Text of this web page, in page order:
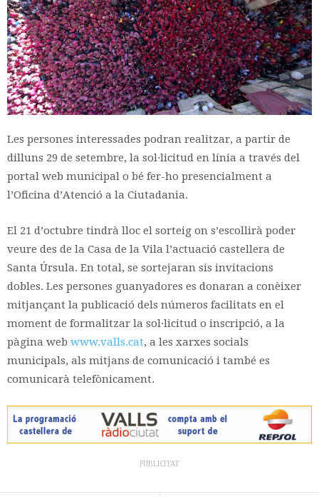
Les persones interessades podran realitzar, a partir de
dilluns 29 de setembre, la sol·licitud en línia a través del
portal web municipal o bé fer-ho presencialment a
l’Oficina d’Atenció a la Ciutadania.
El 21 d’octubre tindrà lloc el sorteig on s’escollirà poder
veure des de la Casa de la Vila l’actuació castellera de
Santa Úrsula. En total, se sortejaran sis invitacions
dobles. Les persones guanyadores es donaran a conèixer
mitjançant la publicació dels números facilitats en el
moment de formalitzar la sol·licitud o inscripció, a la
pàgina web www.valls.cat, a les xarxes socials
municipals, als mitjans de comunicació i també es
comunicarà telefònicament.
PUBLICITAT